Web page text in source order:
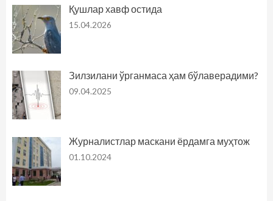
Қушлар хавф остида
15.04.2026
Зилзилани ўрганмаса ҳам бўлаверадими?
09.04.2025
Журналистлар маскани ёрдамга муҳтож
01.10.2024